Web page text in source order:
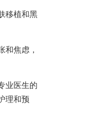
移植和黑
焦虑，
业医生的
理和预